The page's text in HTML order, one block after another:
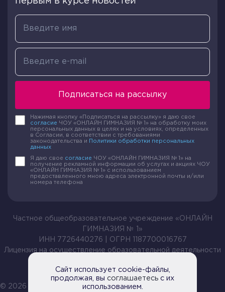
Подписаться на рассылку
Нажимая кнопку «Подписаться на рассылку» я даю свое
согласие ЧОУ «ОНЛАЙН ГИМНАЗИЯ № 1» на обработку моих
персональных данных в целях и на условиях, определенных
в Согласии, в соответствии с требованиями
законодательства и
Политики обработки персональных
данных
Я даю свое согласие ЧОУ «ОНЛАЙН ГИМНАЗИЯ № 1» на
получение рекламной информации об услугах и акциях ЧОУ
«ОНЛАЙН ГИМНАЗИЯ № 1» с использованием
предоставленного мною адреса электронной почты и/или
номера телефона
Частное общеобразовательное учреждение «ОНЛАЙН
ГИМНАЗИЯ № 1»
ИНН 7726440276 | ОГРН 1187700016767
Лицензия на осуществление образовательной деятельности
© 2026 Все права защищены |Политика обработки
Сайт использует cookie-файлы,
продолжая, вы соглашаетесь с их
использованием.